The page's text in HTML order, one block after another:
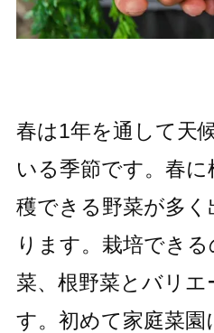
春は1年を通して天
いる季節です。春
穫できる野菜が多
ります。栽培でき
菜、根野菜とバリ
す。初めて家庭菜